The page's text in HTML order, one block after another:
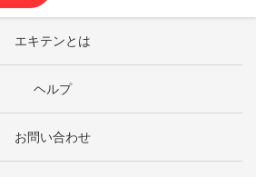
エキテンとは
ヘルプ
お問い合わせ